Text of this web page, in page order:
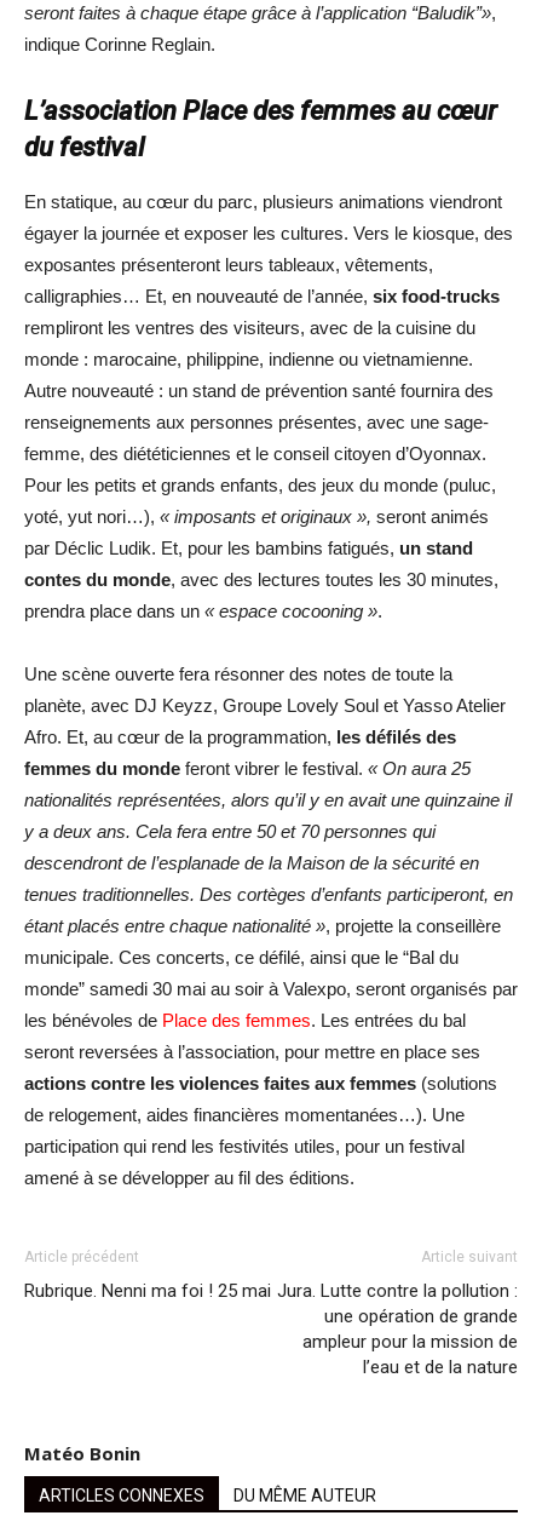
seront faites à chaque étape grâce à l’application “Baludik”»,
indique Corinne Reglain.
L’association Place des femmes au cœur
du festival
En statique, au cœur du parc, plusieurs animations viendront
égayer la journée et exposer les cultures. Vers le kiosque, des
exposantes présenteront leurs tableaux, vêtements,
calligraphies… Et, en nouveauté de l’année, six food-trucks
rempliront les ventres des visiteurs, avec de la cuisine du
monde : marocaine, philippine, indienne ou vietnamienne.
Autre nouveauté : un stand de prévention santé fournira des
renseignements aux personnes présentes, avec une sage-
femme, des diététiciennes et le conseil citoyen d’Oyonnax.
Pour les petits et grands enfants, des jeux du monde (puluc,
yoté, yut nori…), « imposants et originaux », seront animés
par Déclic Ludik. Et, pour les bambins fatigués, un stand
contes du monde, avec des lectures toutes les 30 minutes,
prendra place dans un « espace cocooning ».
Une scène ouverte fera résonner des notes de toute la
planète, avec DJ Keyzz, Groupe Lovely Soul et Yasso Atelier
Afro. Et, au cœur de la programmation, les défilés des
femmes du monde feront vibrer le festival. « On aura 25
nationalités représentées, alors qu’il y en avait une quinzaine il
y a deux ans. Cela fera entre 50 et 70 personnes qui
descendront de l’esplanade de la Maison de la sécurité en
tenues traditionnelles. Des cortèges d’enfants participeront, en
étant placés entre chaque nationalité », projette la conseillère
municipale. Ces concerts, ce défilé, ainsi que le “Bal du
monde” samedi 30 mai au soir à Valexpo, seront organisés par
les bénévoles de Place des femmes. Les entrées du bal
seront reversées à l’association, pour mettre en place ses
actions contre les violences faites aux femmes (solutions
de relogement, aides financières momentanées…). Une
participation qui rend les festivités utiles, pour un festival
amené à se développer au fil des éditions.
Article précédent
Rubrique. Nenni ma foi ! 25 mai
Article suivant
Jura. Lutte contre la pollution :
une opération de grande
ampleur pour la mission de
l’eau et de la nature
Matéo Bonin
ARTICLES CONNEXES DU MÊME AUTEUR